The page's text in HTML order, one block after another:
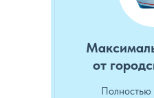
от
Полностью